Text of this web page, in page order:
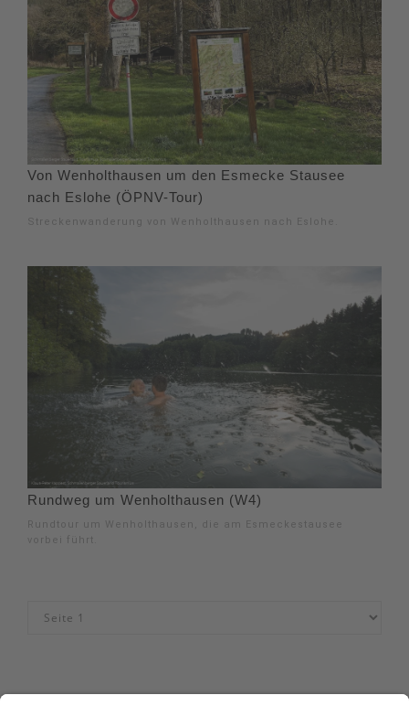
Von Wenholthausen um den Esmecke Stausee
nach Eslohe (ÖPNV-Tour)
Streckenwanderung von Wenholthausen nach Eslohe.
Rundweg um Wenholthausen (W4)
Rundtour um Wenholthausen, die am Esmeckestausee
vorbei führt.